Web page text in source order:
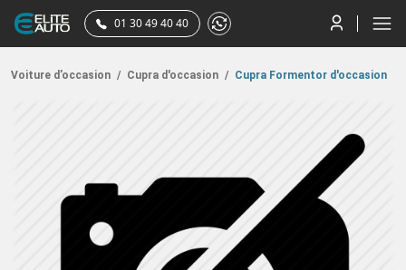
01 30 49 40 40
Voiture d’occasion / Cupra d'occasion / Cupra Formentor d'occasion